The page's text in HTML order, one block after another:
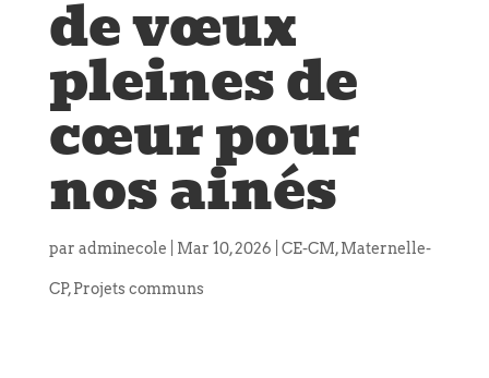
de vœux
pleines de
cœur pour
nos ainés
par adminecole Mar 10, 2026 CE-CM,Maternelle-
CP,Projets communs